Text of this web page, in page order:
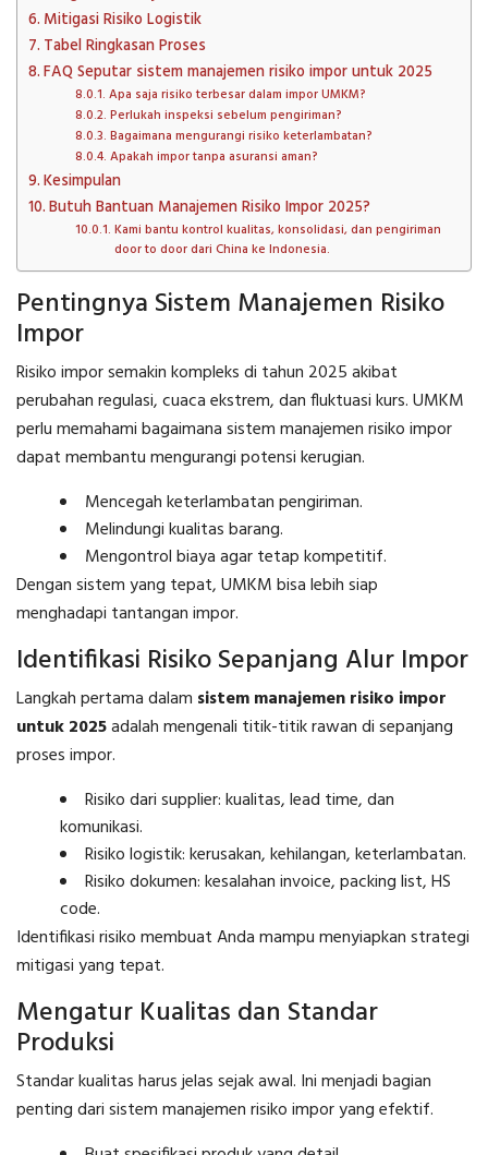
Mitigasi Risiko Logistik
Tabel Ringkasan Proses
FAQ Seputar sistem manajemen risiko impor untuk 2025
Apa saja risiko terbesar dalam impor UMKM?
Perlukah inspeksi sebelum pengiriman?
Bagaimana mengurangi risiko keterlambatan?
Apakah impor tanpa asuransi aman?
Kesimpulan
Butuh Bantuan Manajemen Risiko Impor 2025?
Kami bantu kontrol kualitas, konsolidasi, dan pengiriman
door to door dari China ke Indonesia.
Pentingnya Sistem Manajemen Risiko
Impor
Risiko impor semakin kompleks di tahun 2025 akibat
perubahan regulasi, cuaca ekstrem, dan fluktuasi kurs. UMKM
perlu memahami bagaimana sistem manajemen risiko impor
dapat membantu mengurangi potensi kerugian.
Mencegah keterlambatan pengiriman.
Melindungi kualitas barang.
Mengontrol biaya agar tetap kompetitif.
Dengan sistem yang tepat, UMKM bisa lebih siap
menghadapi tantangan impor.
Identifikasi Risiko Sepanjang Alur Impor
Langkah pertama dalam sistem manajemen risiko impor
untuk 2025adalah mengenali titik-titik rawan di sepanjang
proses impor.
Risiko dari supplier: kualitas, lead time, dan
komunikasi.
Risiko logistik: kerusakan, kehilangan, keterlambatan.
Risiko dokumen: kesalahan invoice, packing list, HS
code.
Identifikasi risiko membuat Anda mampu menyiapkan strategi
mitigasi yang tepat.
Mengatur Kualitas dan Standar
Produksi
Standar kualitas harus jelas sejak awal. Ini menjadi bagian
penting dari sistem manajemen risiko impor yang efektif.